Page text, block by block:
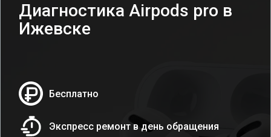
Диагностика Airpods pro в
Ижевске
Бесплатно
Экспресс ремонт в день обращения